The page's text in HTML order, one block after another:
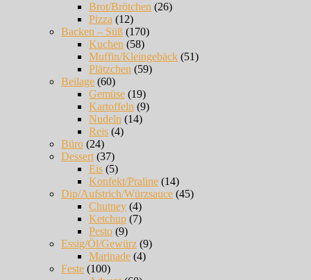
Brot/Brötchen (26)
Pizza (12)
Backen – Süß (170)
Kuchen (58)
Muffin/Kleingebäck (51)
Plätzchen (59)
Beilage (60)
Gemüse (19)
Kartoffeln (9)
Nudeln (14)
Reis (4)
Büro (24)
Dessert (37)
Eis (5)
Konfekt/Praline (14)
Dip/Aufstrich/Würzsauce (45)
Chutney (4)
Ketchup (7)
Pesto (9)
Essig/Öl/Gewürz (9)
Marinade (4)
Feste (100)